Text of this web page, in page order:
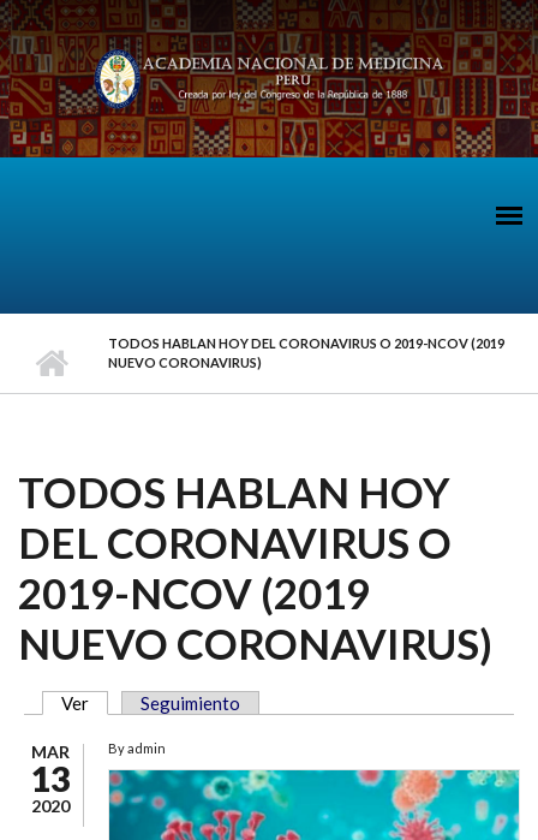
Pasar al contenido principal
TODOS HABLAN HOY DEL CORONAVIRUS O 2019-NCOV (2019
NUEVO CORONAVIRUS)
TODOS HABLAN HOY
DEL CORONAVIRUS O
2019-NCOV (2019
NUEVO CORONAVIRUS)
SOLAPAS PRINCIPALES
Ver (solapa activa)
Seguimiento
MAR
13
2020
By admin